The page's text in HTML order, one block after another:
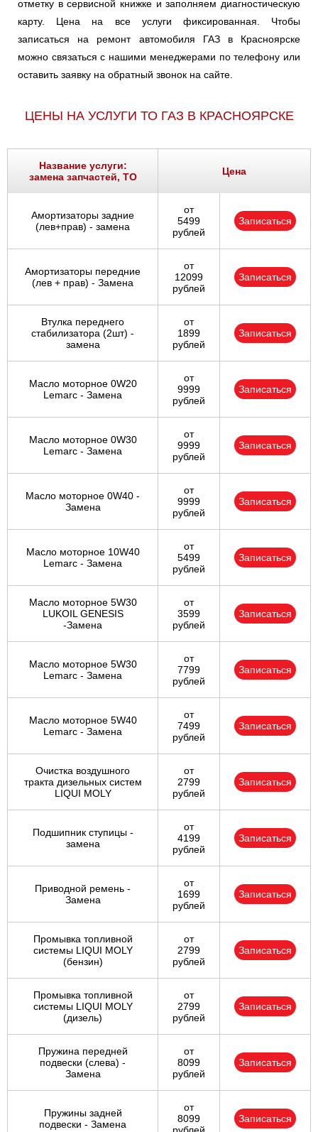
отметку в сервисной книжке и заполняем диагностическую
карту. Цена на все услуги фиксированная. Чтобы
записаться на ремонт автомобиля ГАЗ в Красноярске
можно связаться с нашими менеджерами по телефону или
оставить заявку на обратный звонок на сайте.
ЦЕНЫ НА УСЛУГИ ТО ГАЗ В КРАСНОЯРСКЕ
Название услуги:
замена запчастей, ТО
Цена
Амортизаторы задние
(лев+прав) - замена
от
5499
рублей
Записаться
Амортизаторы передние
(лев + прав) - Замена
от
12099
рублей
Записаться
Втулка переднего
стабилизатора (2шт) -
замена
от
1899
рублей
Записаться
Масло моторное 0W20
Lemarc - Замена
от
9999
рублей
Записаться
Масло моторное 0W30
Lemarc - Замена
от
9999
рублей
Записаться
Масло моторное 0W40 -
Замена
от
9999
рублей
Записаться
Масло моторное 10W40
Lemarc - Замена
от
5499
рублей
Записаться
Масло моторное 5W30
LUKOIL GENESIS
-Замена
от
3599
рублей
Записаться
Масло моторное 5W30
Lemarc - Замена
от
7799
рублей
Записаться
Масло моторное 5W40
Lemarc - Замена
от
7499
рублей
Записаться
Очистка воздушного
тракта дизельных систем
LIQUI MOLY
от
2799
рублей
Записаться
Подшипник ступицы -
замена
от
4199
рублей
Записаться
Приводной ремень -
Замена
от
1699
рублей
Записаться
Промывка топливной
системы LIQUI MOLY
(бензин)
от
2799
рублей
Записаться
Промывка топливной
системы LIQUI MOLY
(дизель)
от
2799
рублей
Записаться
Пружина передней
подвески (слева) -
Замена
от
8099
рублей
Записаться
Пружины задней
подвески - Замена
от
8099
Записаться